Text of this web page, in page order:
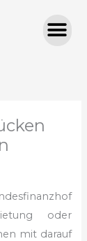
oder
mit darauf